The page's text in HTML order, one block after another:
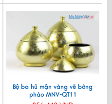
Bộ ba hũ mận vàng vẽ bông
pháo MNV-QT11